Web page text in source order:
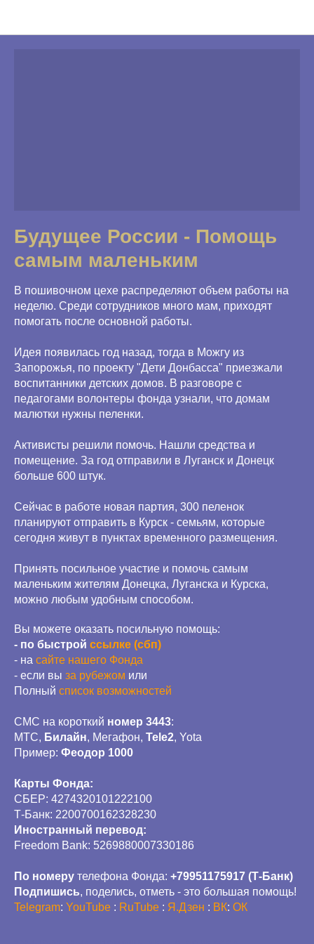
Будущее России - Помощь
самым маленьким
В пошивочном цехе распределяют объем работы на
неделю. Среди сотрудников много мам, приходят
помогать после основной работы.
Идея появилась год назад, тогда в Можгу из
Запорожья, по проекту "Дети Донбасса" приезжали
воспитанники детских домов. В разговоре с
педагогами волонтеры фонда узнали, что домам
малютки нужны пеленки.
Активисты решили помочь. Нашли средства и
помещение. За год отправили в Луганск и Донецк
больше 600 штук.
Сейчас в работе новая партия, 300 пеленок
планируют отправить в Курск - семьям, которые
сегодня живут в пунктах временного размещения.
Принять посильное участие и помочь самым
маленьким жителям Донецка, Луганска и Курска,
можно любым удобным способом.
Вы можете оказать посильную помощь:
- по быстрой ссылке (сбп)
- на сайте нашего Фонда
- если вы за рубежом или
Полный список возможностей
СМС на короткий номер 3443:
МТС, Билайн, Мегафон, Tele2, Yota
Пример: Феодор 1000
Карты Фонда:
СБЕР: 4274320101222100
Т-Банк: 2200700162328230
Иностранный перевод:
Freedom Bank: 5269880007330186
По номеру телефона Фонда: +79951175917 (Т-Банк)
Подпишись, поделись, отметь - это большая помощь!
Telegram: YouTube : RuTube : Я.Дзен : ВК: ОК